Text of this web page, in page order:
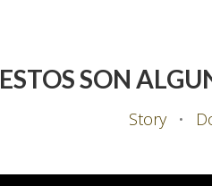
ESTOS SON
Story •